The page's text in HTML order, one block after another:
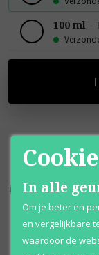
100 ml -
Kortingen tot
100% originele
In alle
Om je beter en
en vergelijkbare
waardoor de